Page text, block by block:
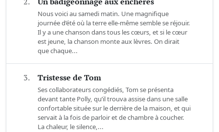
Nous voici au samedi matin. Une magnifique
journée d’été où la terre elle-même semble se réjouir.
Il y a une chanson dans tous les cœurs, et si le cœur
est jeune, la chanson monte aux lèvres. On dirait
que chaque...
3. Tristesse de Tom
Ses collaborateurs congédiés, Tom se présenta
devant tante Polly, qu’il trouva assise dans une salle
confortable située sur le derrière de la maison, et qui
servait à la fois de parloir et de chambre à coucher.
La chaleur, le silence,...